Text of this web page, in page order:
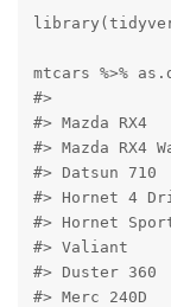
mtcars %>%
#>
#> Mazda
#> Mazda
#> Datsun
#> Hornet 4
#> Hornet
#> Valiant
#> Duster
#> Merc 240D